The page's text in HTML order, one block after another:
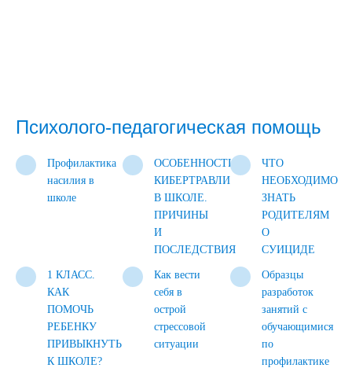
Психолого-педагогическая помощь
Профилактика
насилия в
школе
ОСОБЕННОСТИ
КИБЕРТРАВЛИ
В ШКОЛЕ.
ПРИЧИНЫ
И
ПОСЛЕДСТВИЯ
ЧТО
НЕОБХОДИМО
ЗНАТЬ
РОДИТЕЛЯМ
О
СУИЦИДЕ
1 КЛАСС.
КАК
ПОМОЧЬ
РЕБЕНКУ
ПРИВЫКНУТЬ
К ШКОЛЕ?
Как вести
себя в
острой
стрессовой
ситуации
Образцы
разработок
занятий с
обучающимися
по
профилактике